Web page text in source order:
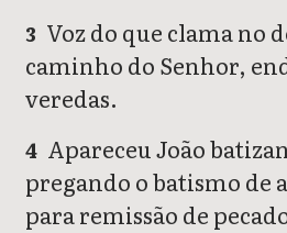
3 Voz do que clama no
caminho do Senhor,
veredas.
4 Apareceu João
pregando o batismo
para remissão de